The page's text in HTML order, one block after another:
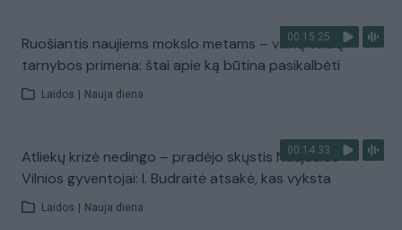
00:15:25
Ruošiantis naujiems mokslo metams – vaikų teisių
tarnybos primena: štai apie ką būtina pasikalbėti
Laidos Nauja diena
00:14:33
Atliekų krizė nedingo – pradėjo skųstis Naujosios
Vilnios gyventojai: I. Budraitė atsakė, kas vyksta
Laidos Nauja diena